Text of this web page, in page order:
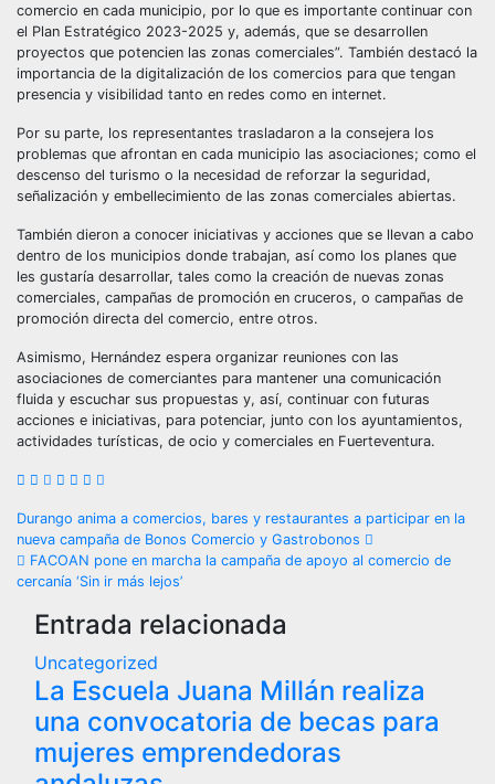
comercio en cada municipio, por lo que es importante continuar con
el Plan Estratégico 2023-2025 y, además, que se desarrollen
proyectos que potencien las zonas comerciales”. También destacó la
importancia de la digitalización de los comercios para que tengan
presencia y visibilidad tanto en redes como en internet.
Por su parte, los representantes trasladaron a la consejera los
problemas que afrontan en cada municipio las asociaciones; como el
descenso del turismo o la necesidad de reforzar la seguridad,
señalización y embellecimiento de las zonas comerciales abiertas.
También dieron a conocer iniciativas y acciones que se llevan a cabo
dentro de los municipios donde trabajan, así como los planes que
les gustaría desarrollar, tales como la creación de nuevas zonas
comerciales, campañas de promoción en cruceros, o campañas de
promoción directa del comercio, entre otros.
Asimismo, Hernández espera organizar reuniones con las
asociaciones de comerciantes para mantener una comunicación
fluida y escuchar sus propuestas y, así, continuar con futuras
acciones e iniciativas, para potenciar, junto con los ayuntamientos,
actividades turísticas, de ocio y comerciales en Fuerteventura.
Navegación
de
entradas
Durango anima a comercios, bares y restaurantes a participar en la
nueva campaña de Bonos Comercio y Gastrobonos
FACOAN pone en marcha la campaña de apoyo al comercio de
cercanía ‘Sin ir más lejos’
Entrada relacionada
Uncategorized
La Escuela Juana Millán realiza
una convocatoria de becas para
mujeres emprendedoras